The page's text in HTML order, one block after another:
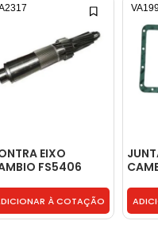
EIXO
FS5406
- TE3311421À COTAÇÃO